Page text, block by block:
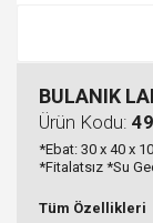
BULANIK
Ürün Kodu:
*Ebat: 30 x 40 x
*Fitalatsız *Su
Tüm Özellikleri